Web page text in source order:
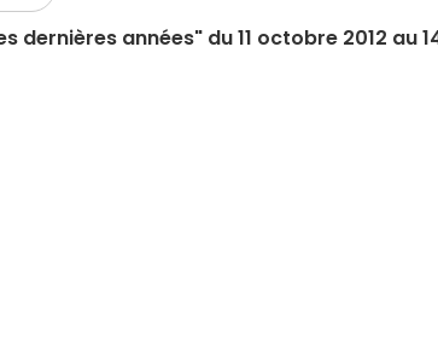
dernières années" du 11 octobre 2012 au